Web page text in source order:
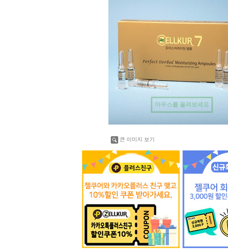
마우스를 올려보세요
큰 이미지 보기